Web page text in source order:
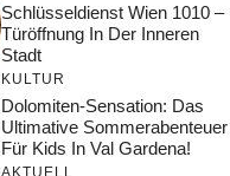
Schlüsseldienst Wien 1010 –
Türöffnung In Der Inneren
Stadt
KULTUR
Dolomiten-Sensation: Das
Ultimative Sommerabenteuer
Für Kids In Val Gardena!
AKTUELL